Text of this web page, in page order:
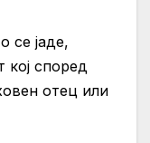
се јаде,
кој според
отец или